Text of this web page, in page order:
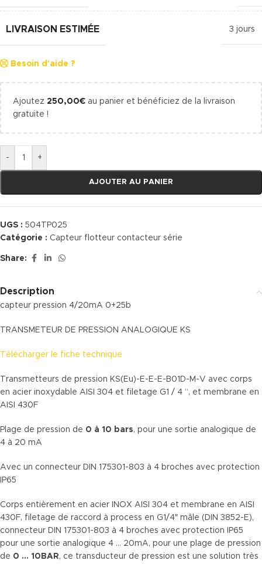
LIVRAISON ESTIMÉE 3 jours
Besoin d'aide ?
Ajoutez 250,00€ au panier et bénéficiez de la livraison
gratuite !
- +
AJOUTER AU PANIER
UGS : 504TP025
Catégorie : Capteur flotteur contacteur série
Share:
Description
capteur pression 4/20mA 0+25b
TRANSMETEUR DE PRESSION ANALOGIQUE KS
Télécharger le fiche technique
Transmetteurs de pression KS(Eu)-E-E-E-B01D-M-V avec corps
en acier inoxydable AISI 304 et filetage G1 / 4 “, et membrane en
AISI 430F
Plage de pression de 0 à 10 bars, pour une sortie analogique de
4 à 20 mA
Avec un connecteur DIN 175301-803 à 4 broches avec protection
IP65
Corps entièrement en acier INOX AISI 304 et membrane en AISI
430F, filetage de raccord à process en G1/4″ mâle (DIN 3852-E),
connecteur DIN 175301-803 à 4 broches avec protection IP65
pour une sortie analogique 4 … 20mA, pour une plage de pression
de 0 … 10BAR, ce transducteur de pression est une solution très